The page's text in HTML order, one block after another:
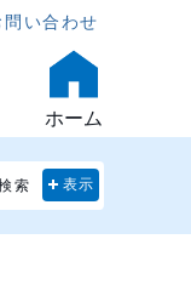
問い合わせ
ホーム
索 表示